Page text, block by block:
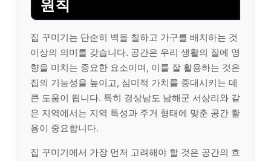
원칙
집 꾸미기는 단순히 벽을 칠하고 가구를 배치하는 것
이상의 의미를 갖습니다. 공간은 우리 생활의 질에 영
향을 미치는 중요한 요소이며, 이를 잘 활용하는 것은
집의 기능성을 높이고, 심미적 가치를 증대시키는 데
큰 도움이 됩니다. 특히 경상남도 남해군 서상리와 같
은 지역에서는 지역 특성과 주거 형태에 맞춘 공간 활
용이 중요합니다.
집 꾸미기에서 가장 먼저 고려해야 할 것은 공간의 흐